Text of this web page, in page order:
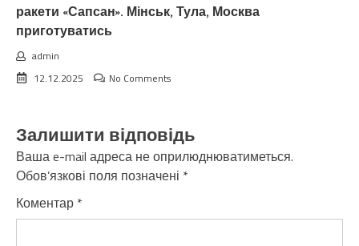
ракети «Сапсан». Мінськ, Тула, Москва
приготуватись
admin
12.12.2025
No Comments
Залишити відповідь
Ваша e-mail адреса не оприлюднюватиметься.
Обов’язкові поля позначені *
Коментар *